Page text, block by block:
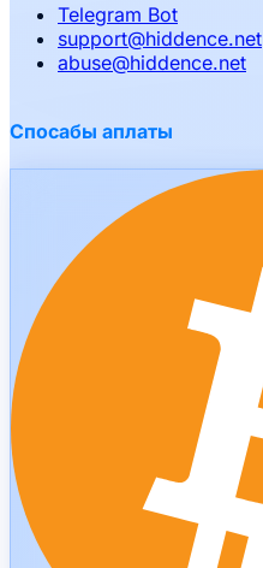
Telegram Bot
support@hiddence.net
abuse@hiddence.net
Спосабы аплаты